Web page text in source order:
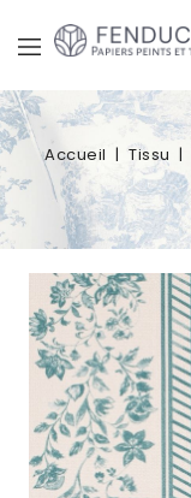
Accueil Tissu